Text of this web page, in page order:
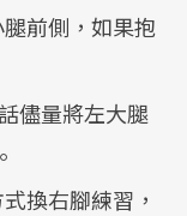
腿前側，如果抱
儘量將左大腿
換右腳練習，